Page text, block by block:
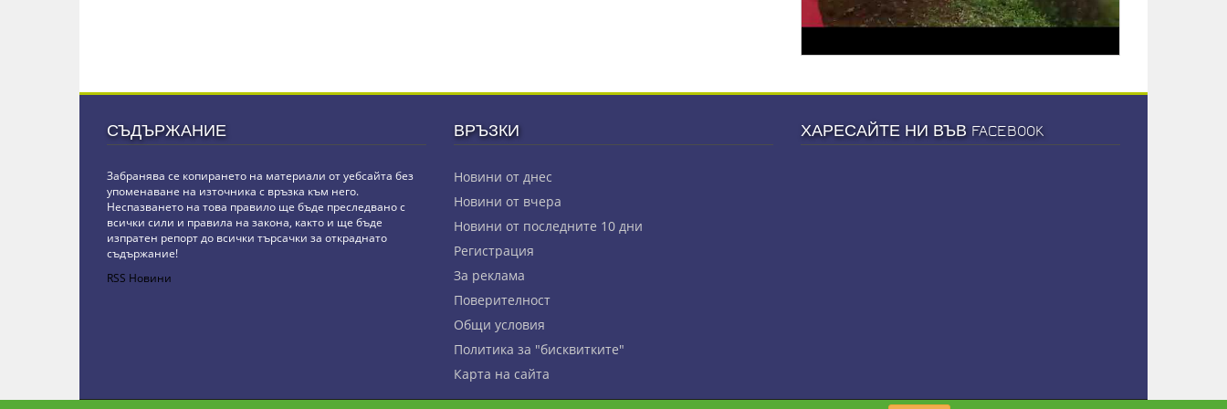
СЪДЪРЖАНИЕ
Забранява се копирането на материали от уебсайта без
упоменаване на източника с връзка към него.
Неспазването на това правило ще бъде преследвано с
всички сили и правила на закона, както и ще бъде
изпратен репорт до всички търсачки за откраднато
съдържание!
RSS Новини
ВРЪЗКИ
Новини от днес
Новини от вчера
Новини от последните 10 дни
Регистрация
За реклама
Πoвepитeлнocт
Общи условия
Политика за "бисквитките"
Карта на сайта
ХАРЕСАЙТЕ НИ ВЪВ FACEBOOK